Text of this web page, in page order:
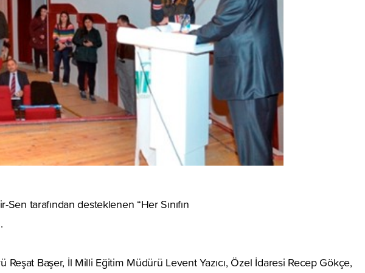
tarafından desteklenen “Her Sınıfın
Reşat Başer, İl Milli Eğitim Müdürü Levent Yazıcı, Özel İdaresi Recep Gökçe,